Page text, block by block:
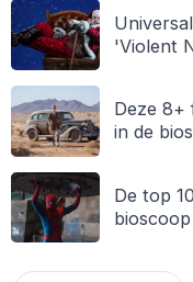
'Violent
Deze 8+
in de
De top
bioscoop